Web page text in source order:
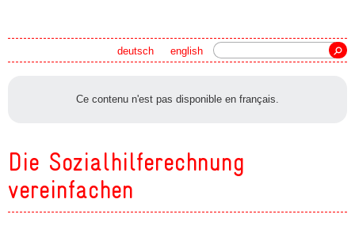
english
deutsch
Ce contenu n'est pas disponible en français.
Die Sozialhilferechnung
vereinfachen